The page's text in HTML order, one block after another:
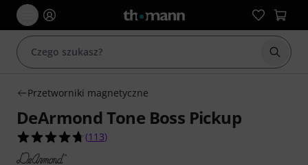
Przetworniki magnetyczne
DeArmond Tone Boss Pickup
4.7 na 5 gwiazdek z 113 ocen klientów
(113)